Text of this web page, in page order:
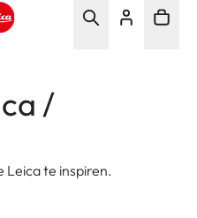
/
Leica te inspiren.